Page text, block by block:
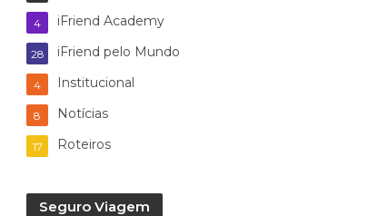
iFriend Academy
4
iFriend pelo Mundo
28
Institucional
4
Notícias
8
Roteiros
17
Seguro Viagem